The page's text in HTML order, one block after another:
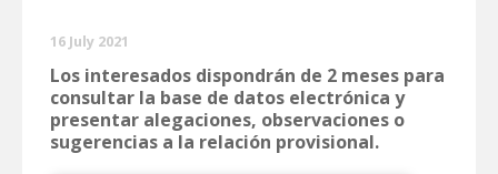
16 July 2021
Los interesados dispondrán de 2 meses para
consultar la base de datos electrónica y
presentar alegaciones, observaciones o
sugerencias a la relación provisional.